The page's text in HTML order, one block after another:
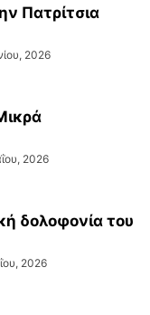
Πατρίτσια
2026
2026
δολοφονία του
2026